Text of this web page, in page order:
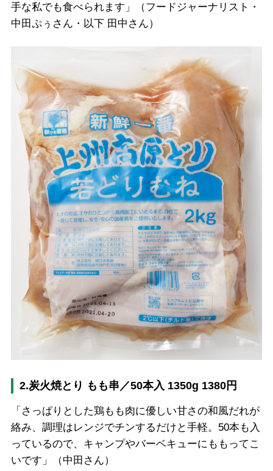
手な私でも食べられます」（フードジャーナリスト・
中田ぷぅさん・以下 田中さん）
2.炭火焼とり もも串／50本入 1350g 1380円
「さっぱりとした鶏もも肉に優しい甘さの和風だれが
絡み、調理はレンジでチンするだけと手軽。50本も入
っているので、キャンプやバーベキューにももってこ
いです」（中田さん）